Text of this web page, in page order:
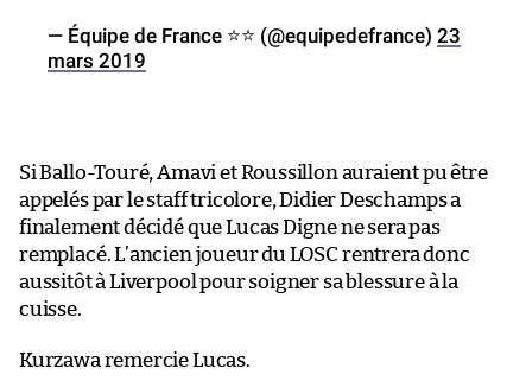
— Équipe de France ⭐⭐ (@equipedefrance) 23
mars 2019
Si Ballo-Touré, Amavi et Roussillon auraient pu être
appelés par le staff tricolore, Didier Deschamps a
finalement décidé que Lucas Digne ne sera pas
remplacé. L’ancien joueur du LOSC rentrera donc
aussitôt à Liverpool pour soigner sa blessure à la
cuisse.
Kurzawa remercie Lucas.